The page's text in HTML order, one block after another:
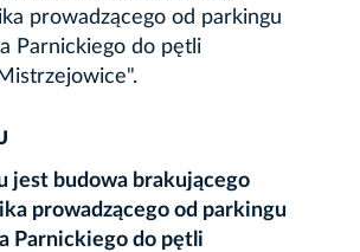
prowadzącego od parkingu
Parnickiego do pętli
jest budowa brakującego
prowadzącego od parkingu
Parnickiego do pętli